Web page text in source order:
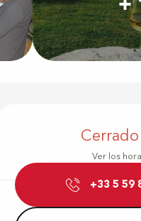
Ver los
+33 5 59